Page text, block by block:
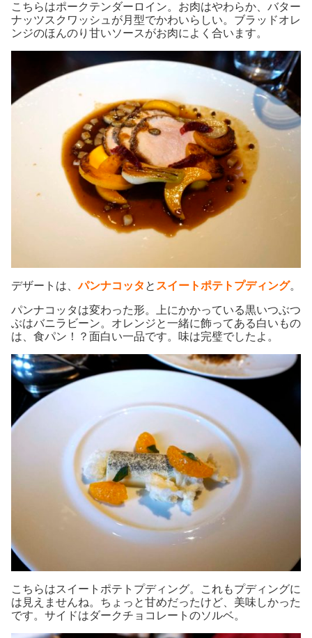
こちらはポークテンダーロイン。お肉はやわらか、バター
ナッツスクワッシュが月型でかわいらしい。ブラッドオレ
ンジのほんのり甘いソースがお肉によく合います。
デザートは、パンナコッタ と スイートポテトプディング。
パンナコッタは変わった形。上にかかっている黒いつぶつ
ぶはバニラビーン。オレンジと一緒に飾ってある白いもの
は、食パン！？面白い一品です。味は完璧でしたよ。
こちらはスイートポテトプディング。これもプディングに
は見えませんね。ちょっと甘めだったけど、美味しかった
です。サイドはダークチョコレートのソルベ。